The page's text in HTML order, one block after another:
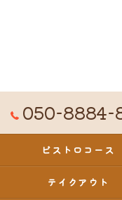
050-8884-
ビストロコース
テイクアウト